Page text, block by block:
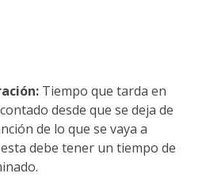
Tiempo que tarda en
desde que se deja de
de lo que se vaya a
debe tener un tiempo de